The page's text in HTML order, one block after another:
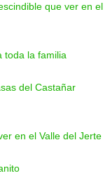
que ver en el
toda la familia
del Castañar
en el Valle del Jerte